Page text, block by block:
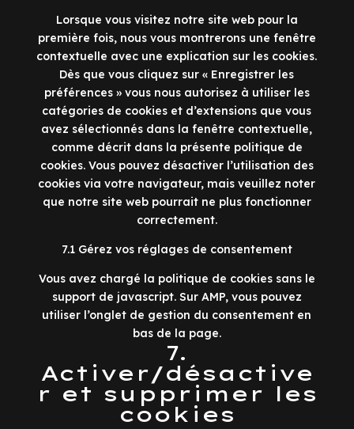
Lorsque vous visitez notre site web pour la
première fois, nous vous montrerons une fenêtre
contextuelle avec une explication sur les cookies.
Dès que vous cliquez sur « Enregistrer les
préférences » vous nous autorisez à utiliser les
catégories de cookies et d’extensions que vous
avez sélectionnés dans la fenêtre contextuelle,
comme décrit dans la présente politique de
cookies. Vous pouvez désactiver l’utilisation des
cookies via votre navigateur, mais veuillez noter
que notre site web pourrait ne plus fonctionner
correctement.
7.1 Gérez vos réglages de consentement
Vous avez chargé la politique de cookies sans le
support de javascript. Sur AMP, vous pouvez
utiliser l’onglet de gestion du consentement en
bas de la page.
7.
Activer/désactive
r et supprimer les
cookies